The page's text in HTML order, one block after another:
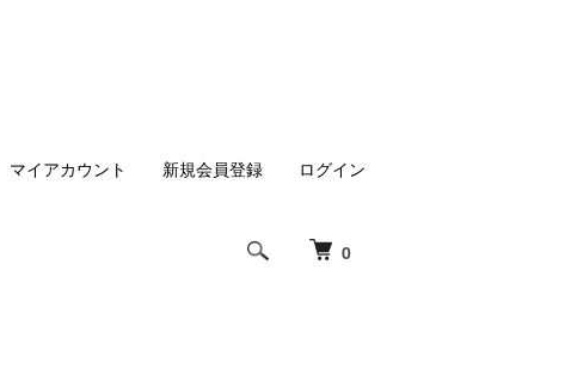
0
マイアカウント 新規会員登録 ログイン